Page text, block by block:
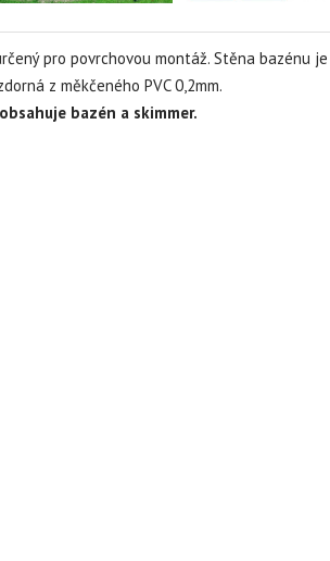
pro povrchovou montáž. Stěna bazénu
z měkčeného PVC 0,2mm.
bazén a skimmer.